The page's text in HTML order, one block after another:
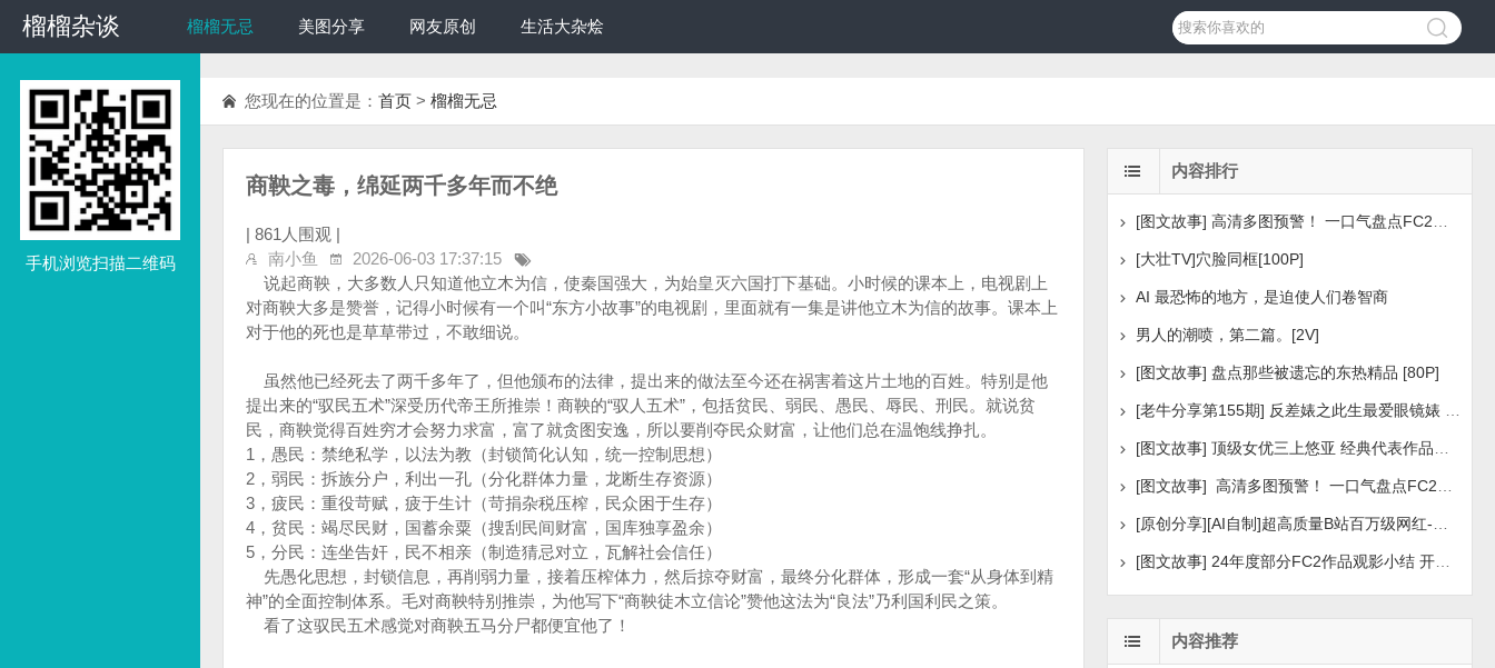
榴榴杂谈
榴榴杂谈 榴榴无忌 美图分享 网友原创 生活大杂烩
手机浏览扫描二维码
您现在的位置是： 首页 > 榴榴无忌
商鞅之毒，绵延两千多年而不绝
| 861人围观 |
南小鱼
2026-06-03 17:37:15
说起商鞅，大多数人只知道他立木为信，使秦国强大，为始皇灭六国打下基础。小时候的课本上，电视剧上
对商鞅大多是赞誉，记得小时候有一个叫“东方小故事”的电视剧，里面就有一集是讲他立木为信的故事。课本上
对于他的死也是草草带过，不敢细说。
虽然他已经死去了两千多年了，但他颁布的法律，提出来的做法至今还在祸害着这片土地的百姓。特别是他
提出来的“驭民五术”深受历代帝王所推崇！商鞅的“驭人五术”，包括贫民、弱民、愚民、辱民、刑民。就说贫
民，商鞅觉得百姓穷才会努力求富，富了就贪图安逸，所以要削夺民众财富，让他们总在温饱线挣扎。
1，愚民：禁绝私学，以法为教（封锁简化认知，统一控制思想）
2，弱民：拆族分户，利出一孔（分化群体力量，龙断生存资源）
3，疲民：重役苛赋，疲于生计（苛捐杂税压榨，民众困于生存）
4，贫民：竭尽民财，国蓄余粟（搜刮民间财富，国库独享盈余）
5，分民：连坐告奸，民不相亲（制造猜忌对立，瓦解社会信任）
先愚化思想，封锁信息，再削弱力量，接着压榨体力，然后掠夺财富，最终分化群体，形成一套“从身体到精
神”的全面控制体系。毛对商鞅特别推崇，为他写下“商鞅徒木立信论”赞他这法为“良法”乃利国利民之策。
看了这驭民五术感觉对商鞅五马分尸都便宜他了！
内容排行
[大壮TV]穴脸同框[100P]
AI 最恐怖的地方，是迫使人们卷智商
男人的潮喷，第二篇。[2V]
[图文故事] 盘点那些被遗忘的东热精品 [80P]
[图文故事] 24年度部分FC2作品观影小结 开年王炸后续
内容推荐